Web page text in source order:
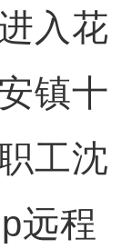
入花
镇十
工沈
远程